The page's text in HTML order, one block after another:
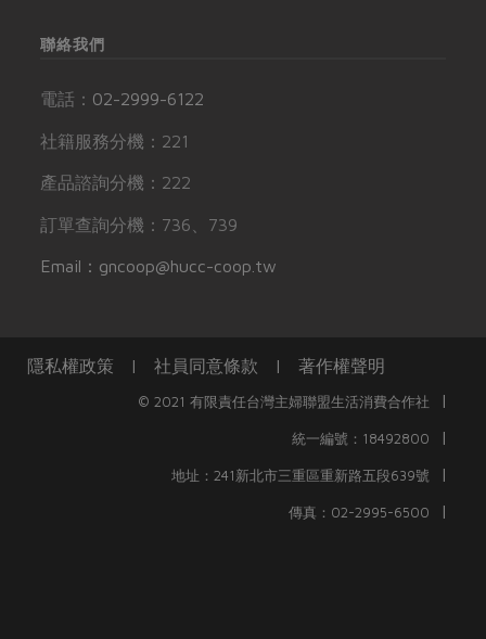
聯絡我們
電話： 02-2999-6122
社籍服務分機：221
產品諮詢分機：222
訂單查詢分機：736、739
Email：gncoop@hucc-coop.tw
隱私權政策 | 社員同意條款 | 著作權聲明
© 2021 有限責任台灣主婦聯盟生活消費合作社 |
統一編號：18492800 |
地址：241新北市三重區重新路五段639號 |
傳真：02-2995-6500 |